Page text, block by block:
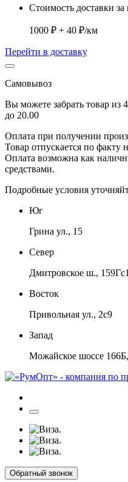
Стоимость доставки
1000 ₽ + 40 ₽/км
Перейти в доставку
Самовывоз
Вы можете забрать товар из
до 20.00
Оплата при получении
Товар отпускается по факту
Оплата возможна как
средствами.
Подробные условия
Юг
Грина ул., 15
Север
Дмитровское ш., 159Гс1
Восток
Привольная ул., 2с9
Запад
Можайское шоссе
Обратный звонок